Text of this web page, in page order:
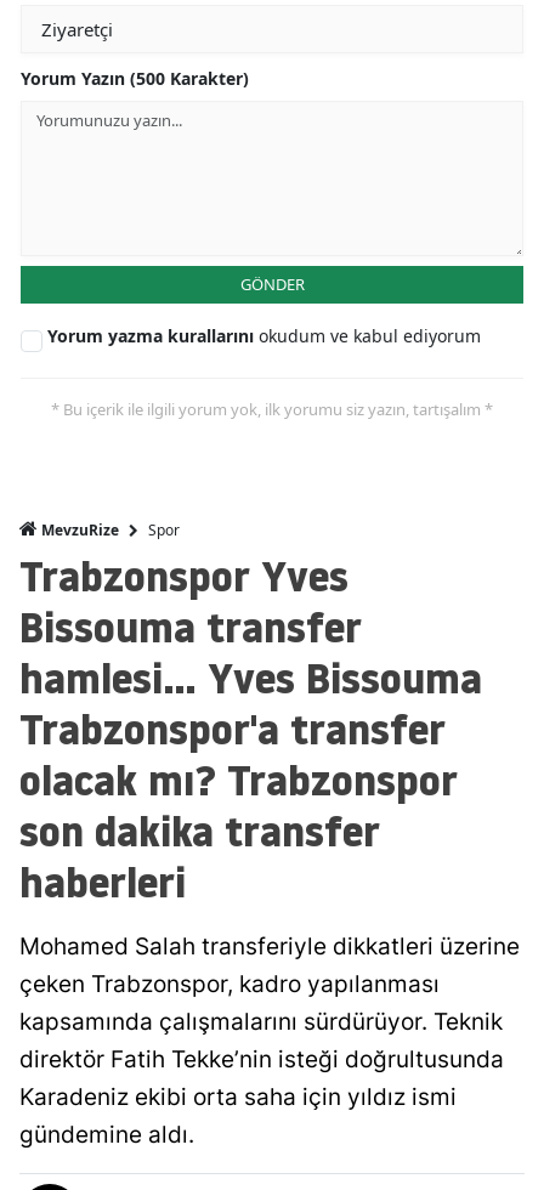
Yorum Yazın (500 Karakter)
GÖNDER
Yorum yazma kurallarını okudum ve kabul ediyorum
* Bu içerik ile ilgili yorum yok, ilk yorumu siz yazın, tartışalım *
MevzuRize Spor
Trabzonspor Yves
Bissouma transfer
hamlesi... Yves Bissouma
Trabzonspor'a transfer
olacak mı? Trabzonspor
son dakika transfer
haberleri
Mohamed Salah transferiyle dikkatleri üzerine
çeken Trabzonspor, kadro yapılanması
kapsamında çalışmalarını sürdürüyor. Teknik
direktör Fatih Tekke’nin isteği doğrultusunda
Karadeniz ekibi orta saha için yıldız ismi
gündemine aldı.